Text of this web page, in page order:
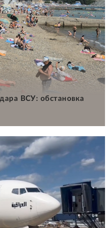
ВСУ: обстановка